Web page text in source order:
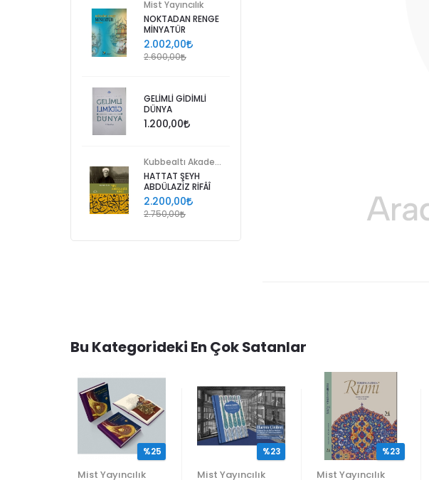
Mist Yayıncılık
NOKTADAN RENGE
MİNYATÜR
2.002,00
2.600,00
GELİMLİ GİDİMLİ
DÜNYA
1.200,00
HATTAT ŞEYH
ABDÜLAZİZ RİFÂÎ
2.200,00
2.750,00
Bu Kategorideki En Çok Satanlar
Mist Yayıncılık
%25
Mist Yayıncılık
%23
Mist Yayıncılık
%23